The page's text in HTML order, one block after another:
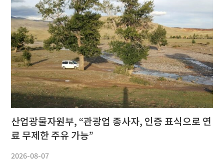
산업광물자원부, “관광업 종사자, 인증 표식으로 연
료 무제한 주유 가능”
2026-08-07